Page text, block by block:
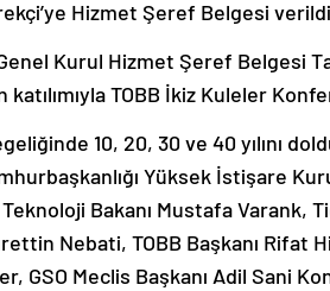
Hizmet Şeref Belgesi
Kurul Hizmet Şeref Belgesi
katılımıyla TOBB İkiz Kuleler
10, 20, 30 ve 40 yılını
Yüksek İstişare
Bakanı Mustafa Varank,
Nebati, TOBB Başkanı Rifat
GSO Meclis Başkanı Adil Sani